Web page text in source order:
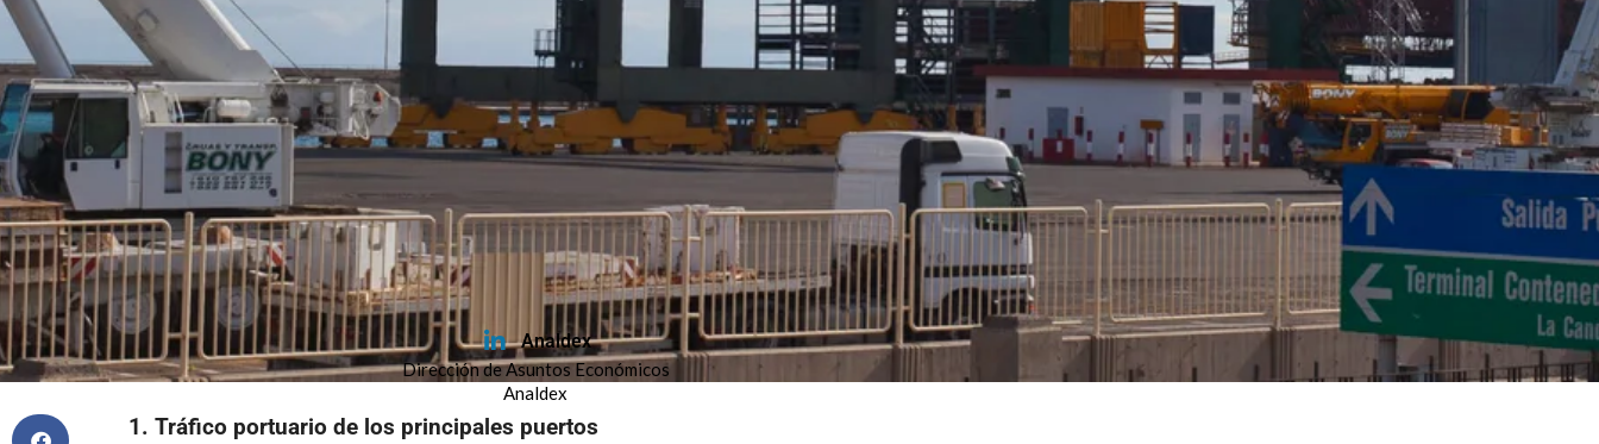
Analdex
Dirección de Asuntos Económicos
Analdex
1. Tráfico portuario de los principales puertos